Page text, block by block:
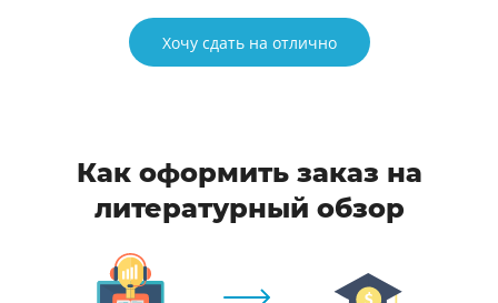
Хочу сдать на отлично
Как оформить заказ на
литературный обзор